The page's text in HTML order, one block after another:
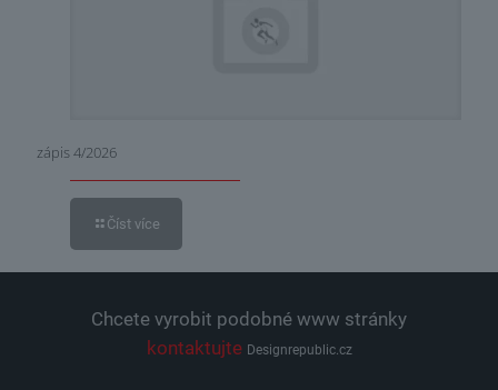
zápis 4/2026
Číst více
Chcete vyrobit podobné www stránky
kontaktujte Designrepublic.cz